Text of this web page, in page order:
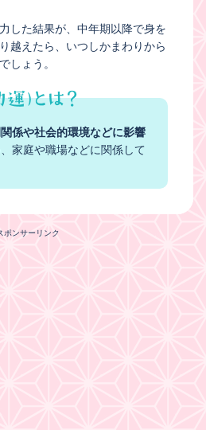
した結果が、中年期以降で身を
越えたら、いつしかまわりから
しょう。
係や社会的環境などに影響
家庭や職場などに関係して
ポンサーリンク